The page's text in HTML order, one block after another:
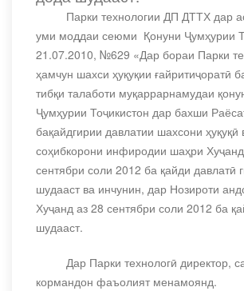
Парки технологии ДП ДТТХ дар
уми моддаи сеюми Қонуни Ҷумҳурии
21.07.2010, №629 «Дар бораи Парки
ҳамчун шахси ҳуқуқии ғайритиҷоратӣ
тибқи талаботи муқаррарнамудаи
Ҷумҳурии Тоҷикистон дар бахши
бақайдгирии давлатии шахсони ҳуқуқӣ
соҳибкорони инфиродии шаҳри
сентябри соли 2012 ба қайди давлатӣ
шудааст ва инчунин, дар Нозироти
Хуҷанд аз 28 сентябри соли 2012 ба
шудааст.
Дар Парки технологӣ директор,
кормандон фаъолият менамоянд.